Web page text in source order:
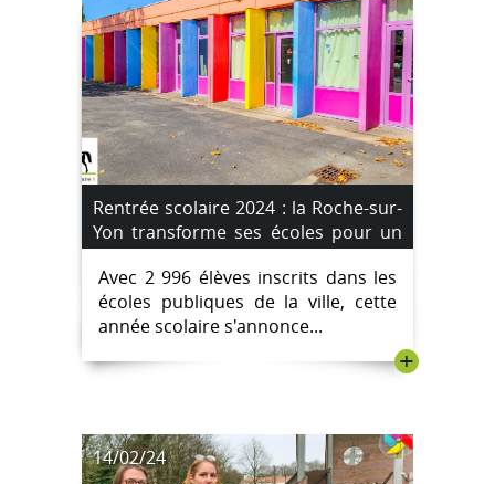
Rentrée scolaire 2024 : la Roche-sur-
Yon transforme ses écoles pour un
accueil optimal
Avec 2 996 élèves inscrits dans les
écoles publiques de la ville, cette
année scolaire s'annonce...
+
14/02/24